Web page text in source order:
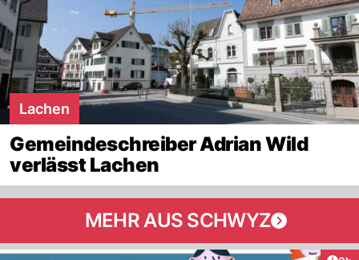
Lachen
Gemeindeschreiber Adrian Wild
verlässt Lachen
MEHR AUS SCHWYZ